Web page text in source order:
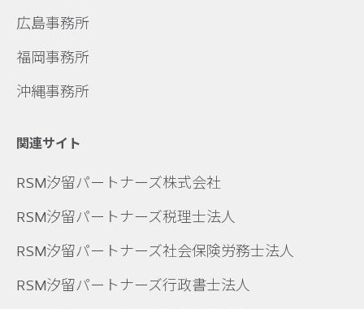
広島事務所
福岡事務所
沖縄事務所
関連サイト
RSM汐留パートナーズ株式会社
RSM汐留パートナーズ税理士法人
RSM汐留パートナーズ社会保険労務士法人
RSM汐留パートナーズ行政書士法人